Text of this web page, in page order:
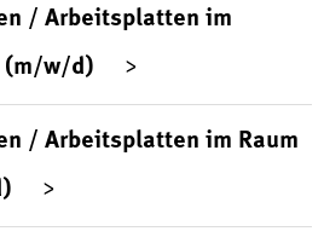
/ Arbeitsplatten im
(m/w/d)
/ Arbeitsplatten im Raum